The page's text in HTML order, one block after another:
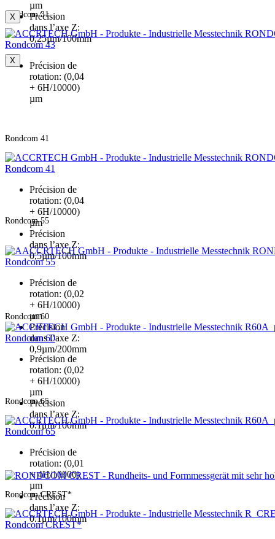
µm
Précision
dans l’axe Z:
0,25µm/100mm
Rondcom 31
Rondcom 43
Précision de
rotation: (0,04
+ 6H/10000)
µm
Rondcom 41
Rondcom 41
Précision de
rotation: (0,04
+ 6H/10000)
µm
Précision
dans l’axe Z:
0,5µm/100mm
Rondcom 55
Rondcom 55
Précision de
rotation: (0,02
+ 6H/10000)
µm
Précision
dans l’axe Z:
0,9µm/200mm
Rondcom 60
Rondcom 60
Précision de
rotation: (0,02
+ 6H/10000)
µm
Précision
dans l’axe Z:
0.1μm/100mm
Rondcom 65
Rondcom 65
Précision de
rotation: (0,01
+ 4H/10000)
µm
Précision
dans l’axe Z:
0.1μm/100mm
Rondcom CREST*
Rondcom CREST*
X
X